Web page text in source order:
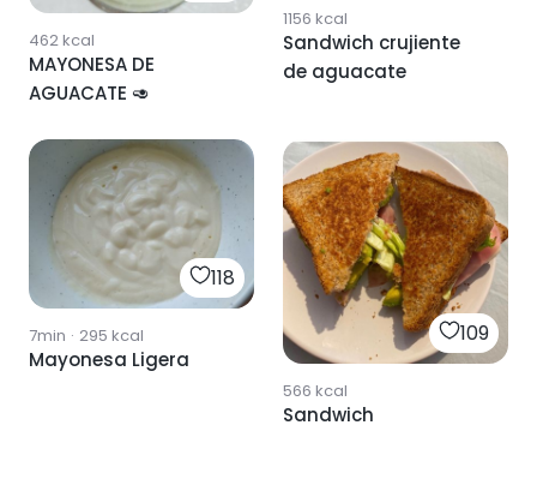
462kcal
MAYONESA DE
AGUACATE 🥑
1156 kcal
Sandwich crujiente
de aguacate
118
7min · 295 kcal
Mayonesa Ligera
109
566 kcal
Sandwich